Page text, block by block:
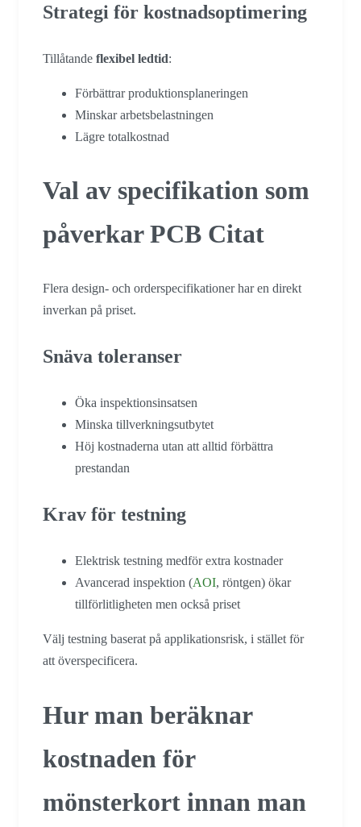
Strategi för kostnadsoptimering
Tillåtande flexibel ledtid:
Förbättrar produktionsplaneringen
Minskar arbetsbelastningen
Lägre totalkostnad
Val av specifikation som
påverkar PCB Citat
Flera design- och orderspecifikationer har en direkt
inverkan på priset.
Snäva toleranser
Öka inspektionsinsatsen
Minska tillverkningsutbytet
Höj kostnaderna utan att alltid förbättra
prestandan
Krav för testning
Elektrisk testning medför extra kostnader
Avancerad inspektion (AOI, röntgen) ökar
tillförlitligheten men också priset
Välj testning baserat på applikationsrisk, i stället för
att överspecificera.
Hur man beräknar
kostnaden för
mönsterkort innan man